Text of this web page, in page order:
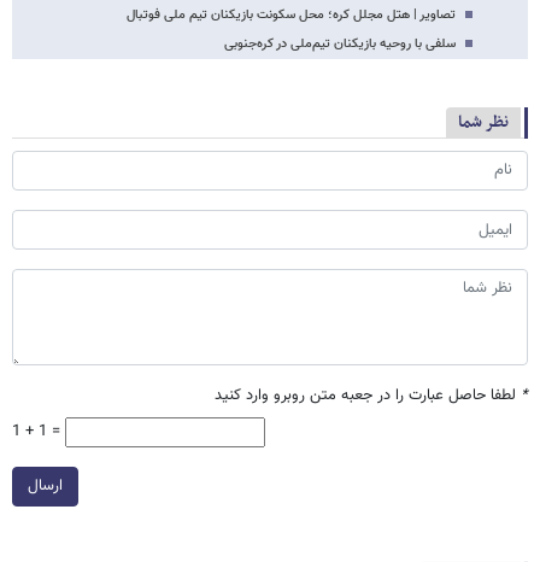
تصاویر | هتل مجلل کره؛ محل سکونت بازیکنان تیم ملی فوتبال
سلفی با روحیه بازیکنان تیم‌ملی در کره‌جنوبی
نظر شما
* لطفا حاصل عبارت را در جعبه متن روبرو وارد کنید
1 + 1 =
ارسال